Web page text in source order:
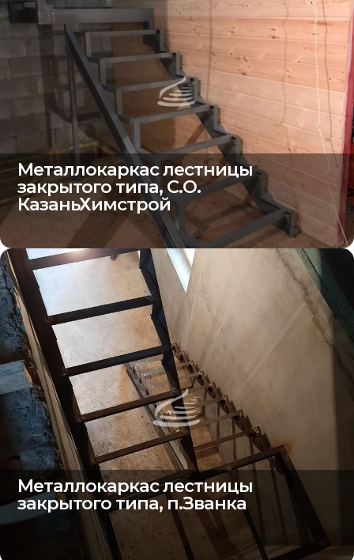
Металлокаркас лестницы
закрытого типа, С.О.
КазаньХимстрой
Металлокаркас лестницы
закрытого типа, п.Званка